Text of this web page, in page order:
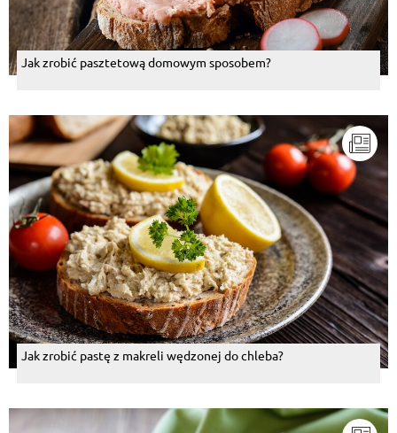
Jak zrobić pasztetową domowym sposobem?
Jak zrobić pastę z makreli wędzonej do chleba?